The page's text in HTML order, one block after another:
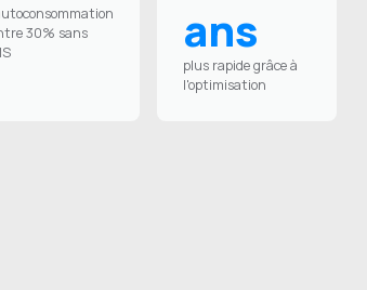
30% sans
ans
plus rapide grâce à
l'optimisation